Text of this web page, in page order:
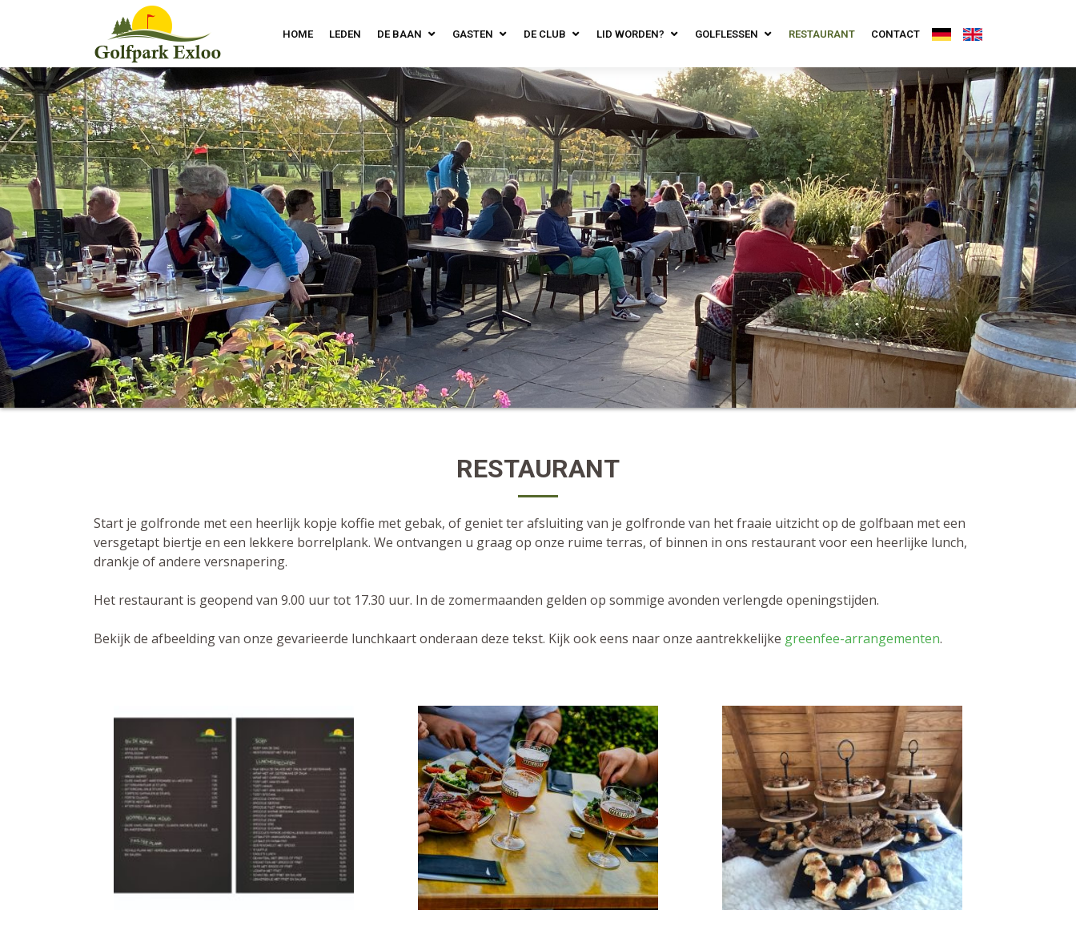
HOME LEDEN DE BAAN GASTEN DE CLUB LID WORDEN? GOLFLESSEN RESTAURANT CONTACT
RESTAURANT
Start je golfronde met een heerlijk kopje koffie met gebak, of geniet ter afsluiting van je golfronde van het fraaie uitzicht op de golfbaan met een
versgetapt biertje en een lekkere borrelplank. We ontvangen u graag op onze ruime terras, of binnen in ons restaurant voor een heerlijke lunch,
drankje of andere versnapering.
Het restaurant is geopend van 9.00 uur tot 17.30 uur. In de zomermaanden gelden op sommige avonden verlengde openingstijden.
Bekijk de afbeelding van onze gevarieerde lunchkaart onderaan deze tekst. Kijk ook eens naar onze aantrekkelijke greenfee-arrangementen.